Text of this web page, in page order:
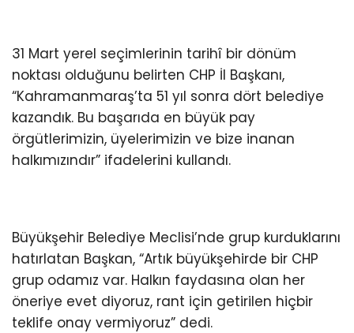
31 Mart yerel seçimlerinin tarihî bir dönüm
noktası olduğunu belirten CHP İl Başkanı,
“Kahramanmaraş’ta 51 yıl sonra dört belediye
kazandık. Bu başarıda en büyük pay
örgütlerimizin, üyelerimizin ve bize inanan
halkımızındır” ifadelerini kullandı.
Büyükşehir Belediye Meclisi’nde grup kurduklarını
hatırlatan Başkan, “Artık büyükşehirde bir CHP
grup odamız var. Halkın faydasına olan her
öneriye evet diyoruz, rant için getirilen hiçbir
teklife onay vermiyoruz” dedi.